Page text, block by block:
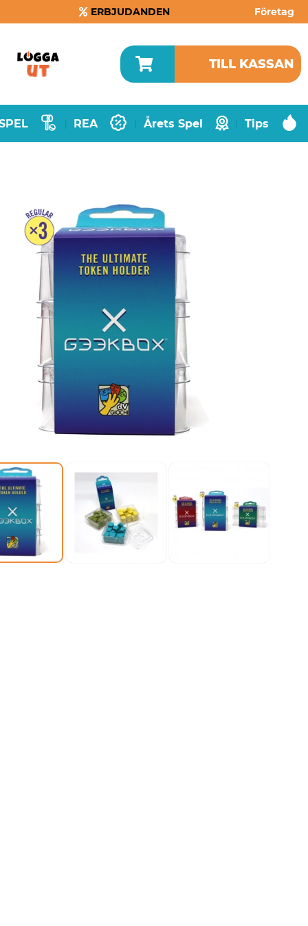
ERBJUDANDEN Företag
TILL KASSAN
REA Årets Spel Tips